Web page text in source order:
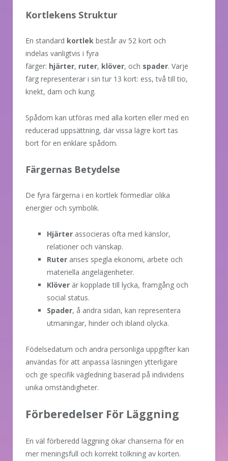
Kortlekens Struktur
En standard kortlek består av 52 kort och
indelas vanligtvis i fyra
färger: hjärter, ruter, klöver, och spader. Varje
färg representerar i sin tur 13 kort: ess, två till tio,
knekt, dam och kung.
Spådom kan utföras med alla korten eller med en
reducerad uppsättning, där vissa lägre kort tas
bort för en enklare spådom.
Färgernas Betydelse
De fyra färgerna i en kortlek förmedlar olika
energier och symbolik.
Hjärter associeras ofta med känslor,
relationer och vänskap.
Ruter anses spegla ekonomi, arbete och
materiella angelägenheter.
Klöver är kopplade till lycka, framgång och
social status.
Spader, å andra sidan, kan representera
utmaningar, hinder och ibland olycka.
Födelsedatum och andra personliga uppgifter kan
användas för att anpassa läsningen ytterligare
och ge specifik vägledning baserad på individens
unika omständigheter.
Förberedelser För Läggning
En väl förberedd läggning ökar chanserna för en
mer meningsfull och korrekt tolkning av korten.